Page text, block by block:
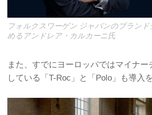
フォルクスワーゲン ジャパンのブラン
めるアンドレア・カルカーニ氏
また、すでにヨーロッパではマイナ
している「T-Roc」と「Polo」も導入